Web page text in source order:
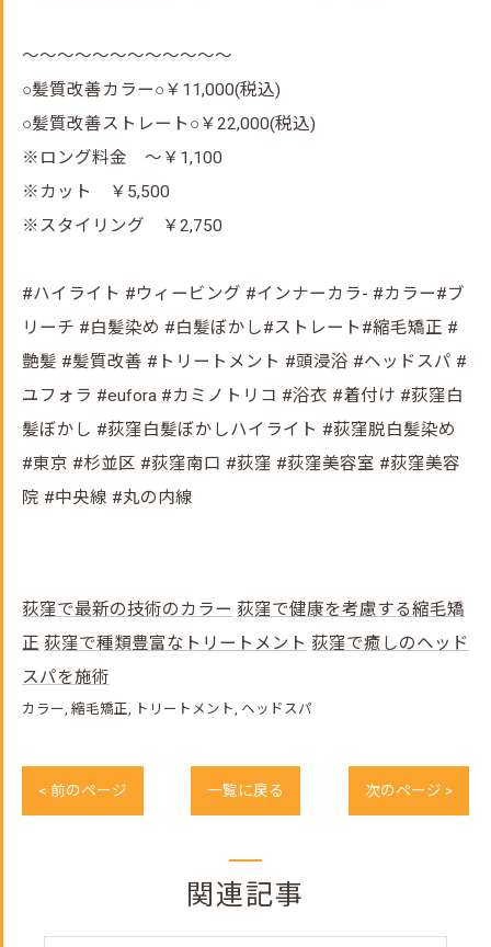
～～～～～～～～～～～～
○髪質改善カラー○￥11,000(税込)
○髪質改善ストレート○￥22,000(税込)
※ロング料金 ～￥1,100
※カット ￥5,500
※スタイリング ￥2,750
#ハイライト #ウィービング #インナーカラ- #カラー#ブ
リーチ #白髪染め #白髪ぼかし#ストレート#縮毛矯正 #
艶髪 #髪質改善 #トリートメント #頭浸浴 #ヘッドスパ #
ユフォラ #eufora #カミノトリコ #浴衣 #着付け #荻窪白
髪ぼかし #荻窪白髪ぼかしハイライト #荻窪脱白髪染め
#東京 #杉並区 #荻窪南口 #荻窪 #荻窪美容室 #荻窪美容
院 #中央線 #丸の内線
荻窪で最新の技術のカラー 荻窪で健康を考慮する縮毛矯
正 荻窪で種類豊富なトリートメント 荻窪で癒しのヘッド
スパを施術
カラー 縮毛矯正 トリートメント ヘッドスパ
< 前のページ 一覧に戻る 次のページ >
関連記事